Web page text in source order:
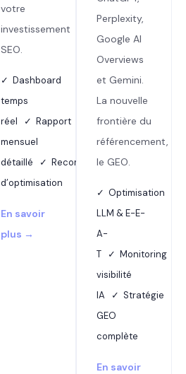
votre
investissement
SEO.
✓ Dashboard
temps
réel ✓ Rapport
mensuel
détaillé ✓ Recommandations
d’optimisation
En savoir
plus →
Perplexity,
Google AI
Overviews
et Gemini.
La nouvelle
frontière du
référencement,
le GEO.
✓ Optimisation
LLM & E-E-
A-
T ✓ Monitoring
visibilité
IA ✓ Stratégie
GEO
complète
En savoir